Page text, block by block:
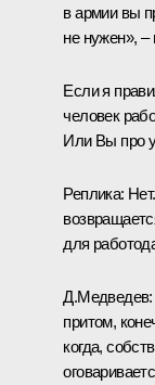
в армии вы
не нужен», –
Если я
человек
Или Вы про
Реплика:
для
Д.Медведев:
притом,
когда,